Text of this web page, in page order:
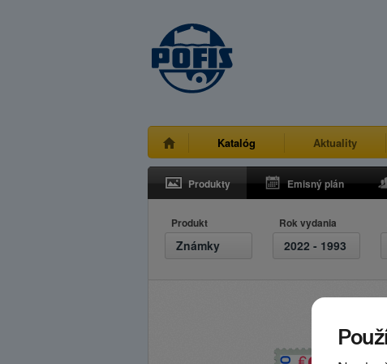
Katalóg Aktuality
Produkty Emisný plán
Produkt
Známky
Rok vydania
2022 - 1993